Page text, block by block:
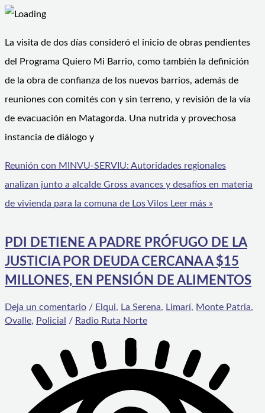
La visita de dos días consideró el inicio de obras pendientes
del Programa Quiero Mi Barrio, como también la definición
de la obra de confianza de los nuevos barrios, además de
reuniones con comités con y sin terreno, y revisión de la vía
de evacuación en Matagorda. Una nutrida y provechosa
instancia de diálogo y
Reunión con MINVU-SERVIU: Autoridades regionales
analizan junto a alcalde Gross avances y desafíos en materia
de vivienda para la comuna de Los Vilos Leer más »
PDI DETIENE A PADRE PRÓFUGO DE LA
JUSTICIA POR DEUDA CERCANA A $15
MILLONES, EN PENSIÓN DE ALIMENTOS
Deja un comentario / Elqui, La Serena, Limarí, Monte Patria,
Ovalle, Policial / Radio Ruta Norte